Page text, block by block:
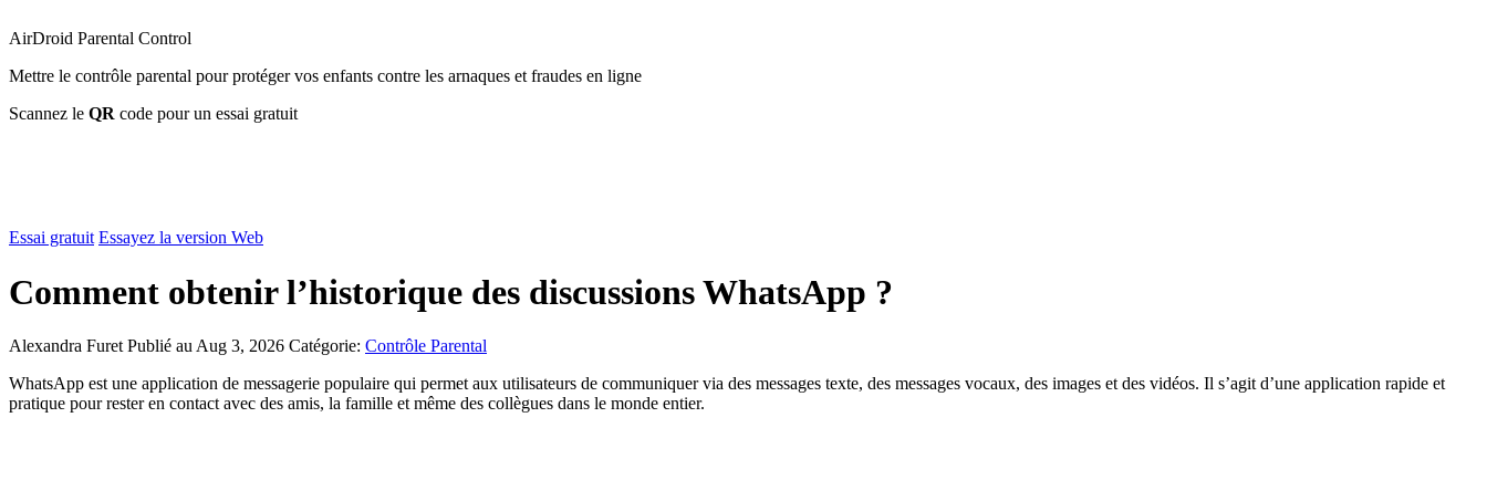
AirDroid Parental Control
Mettre le contrôle parental pour protéger vos enfants contre les arnaques et fraudes en ligne
Scannez le QR code pour un essai gratuit
Essai gratuit Essayez la version Web
Comment obtenir l’historique des discussions WhatsApp ?
Alexandra Furet Publié au Aug 3, 2026 Catégorie: Contrôle Parental
WhatsApp est une application de messagerie populaire qui permet aux utilisateurs de communiquer via des messages texte, des messages vocaux, des images et des vidéos. Il s’agit d’une application rapide et
pratique pour rester en contact avec des amis, la famille et même des collègues dans le monde entier.